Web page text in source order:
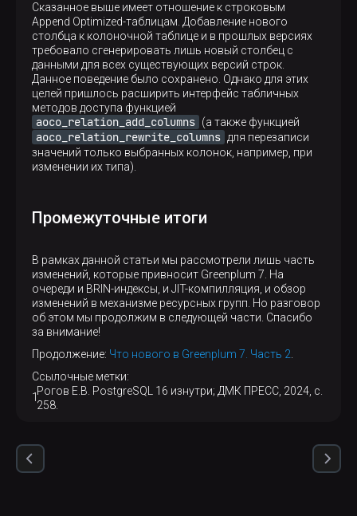
Сказанное выше имеет отношение к строковым
Append Optimized-таблицам. Добавление нового
столбца к колоночной таблице и в прошлых версиях
требовало сгенерировать лишь новый столбец с
данными для всех существующих версий строк.
Данное поведение было сохранено. Однако для этих
целей пришлось расширить интерфейс табличных
методов доступа функцией
aoco_relation_add_columns (а также функцией
aoco_relation_rewrite_columns для перезаписи
значений только выбранных колонок, например, при
изменении их типа).
Промежуточные итоги
В рамках данной статьи мы рассмотрели лишь часть
изменений, которые привносит Greenplum 7. На
очереди и BRIN-индексы, и JIT-компилляция, и обзор
изменений в механизме ресурсных групп. Но разговор
об этом мы продолжим в следующей части. Спасибо
за внимание!
Продолжение: Что нового в Greenplum 7. Часть 2.
Ссылочные метки:
Рогов Е.В. PostgreSQL 16 изнутри; ДМК ПРЕСС, 2024, с.
258.